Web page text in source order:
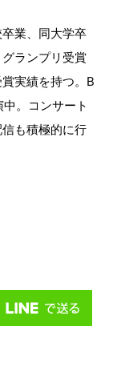
業、同大学卒
ランプリ受賞
実績を持つ。B
。コンサート
も積極的に行